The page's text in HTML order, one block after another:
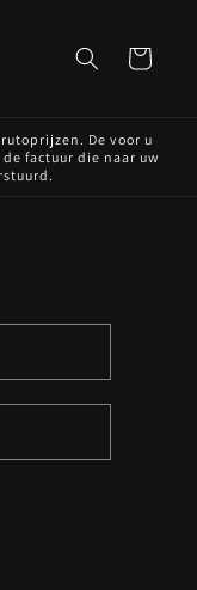
Cart
De voor u
factuur die naar uw